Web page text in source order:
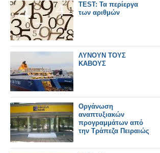
TEST: Τα περίεργα
των αριθμών
ΛΥΝΟΥΝ ΤΟΥΣ
ΚΑΒΟΥΣ
Οργάνωση
αναπτυξιακών
προγραμμάτων από
την Τράπεζα Πειραιώς